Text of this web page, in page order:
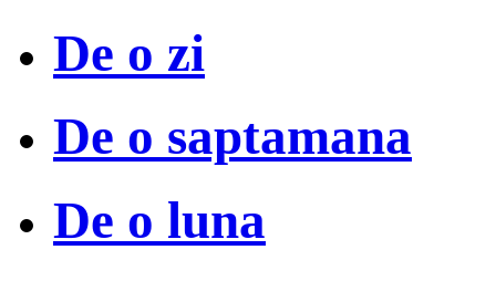
De o zi
De o saptamana
De o luna